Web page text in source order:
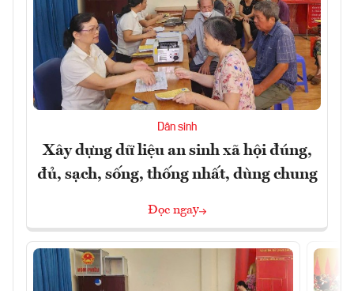
Dân sinh
Xây dựng dữ liệu an sinh xã hội đúng,
đủ, sạch, sống, thống nhất, dùng chung
Đọc ngay